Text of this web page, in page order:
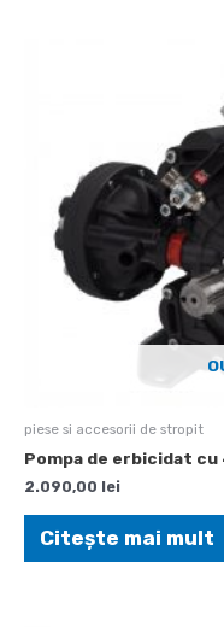
piese si accesorii de stropit
Pompa de erbicidat cu
2.090,00 lei
Citește mai mult